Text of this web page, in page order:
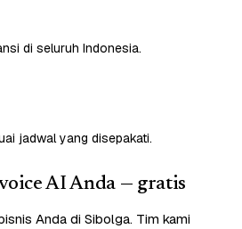
di seluruh Indonesia.
jadwal yang disepakati.
AI Anda — gratis
Anda di Sibolga. Tim kami